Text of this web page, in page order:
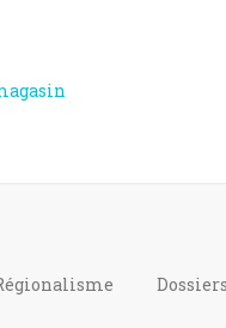
Dossiers